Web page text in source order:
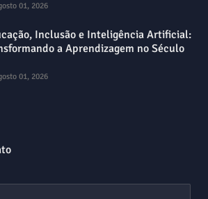
01, 2026
Inclusão e Inteligência Artificial:
a Aprendizagem no Século
01, 2026